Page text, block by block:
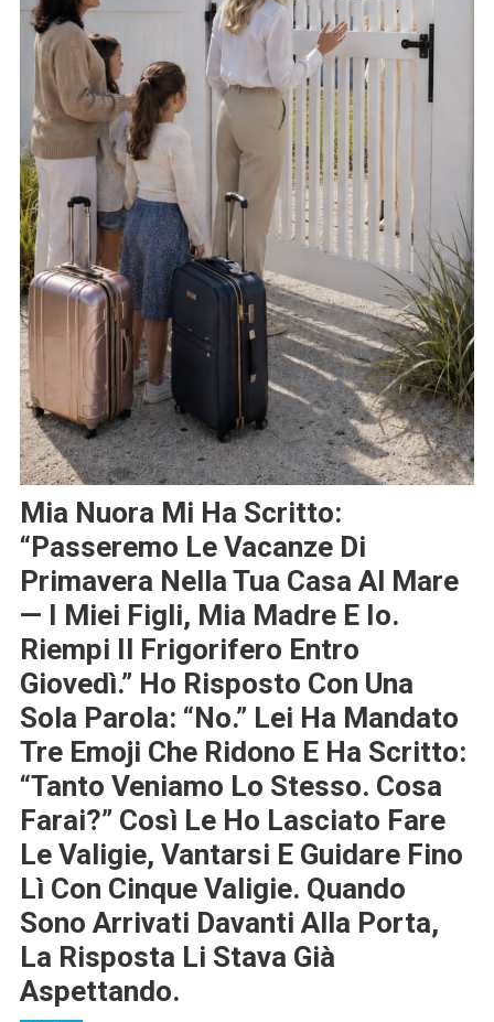
Mia Nuora Mi Ha Scritto:
“Passeremo Le Vacanze Di
Primavera Nella Tua Casa Al Mare
— I Miei Figli, Mia Madre E Io.
Riempi Il Frigorifero Entro
Giovedì.” Ho Risposto Con Una
Sola Parola: “No.” Lei Ha Mandato
Tre Emoji Che Ridono E Ha Scritto:
“Tanto Veniamo Lo Stesso. Cosa
Farai?” Così Le Ho Lasciato Fare
Le Valigie, Vantarsi E Guidare Fino
Lì Con Cinque Valigie. Quando
Sono Arrivati Davanti Alla Porta,
La Risposta Li Stava Già
Aspettando.